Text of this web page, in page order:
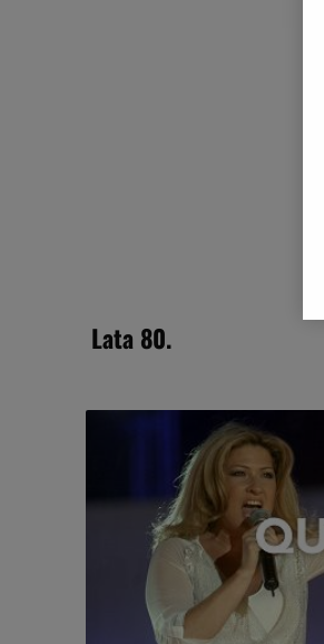
lata 80.